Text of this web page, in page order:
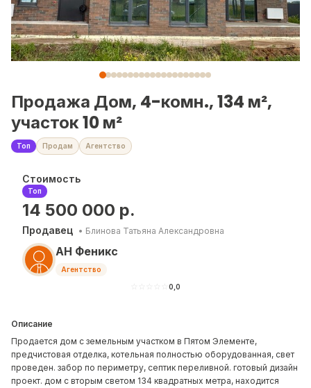
Продажа Дом, 4-комн., 134 м²,
участок 10 м²
Топ Продам Агентство
Стоимость
Топ
14 500 000 р.
Продавец • Блинова Татьяна Александровна
АН Феникс
Агентство
0,0
Описание
Продается дом с земельным участком в Пятом Элементе,
предчистовая отделка, котельная полностью оборудованная, свет
проведен. забор по периметру, септик переливной. готовый дизайн
проект. дом с вторым светом 134 квадратных метра, находится